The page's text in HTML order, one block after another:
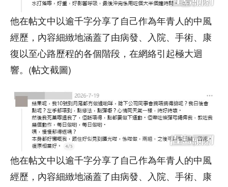
他在帖文中以逾千字分享了自己作為年青人的中風
經歷，內容細緻地涵蓋了由病發、入院、手術、康
復以至心路歷程的各個階段，在網絡引起極大迴
響。(帖文截圖)
他在帖文中以逾千字分享了自己作為年青人的中風
經歷，內容細緻地涵蓋了由病發、入院、手術、康